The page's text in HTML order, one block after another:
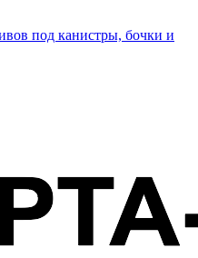
под канистры, бочки и